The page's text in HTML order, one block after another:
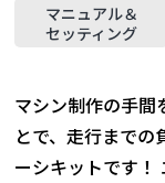
マニュアル＆
セッティング
マシン制作の手間
とで、走行まで
ーシキットです！